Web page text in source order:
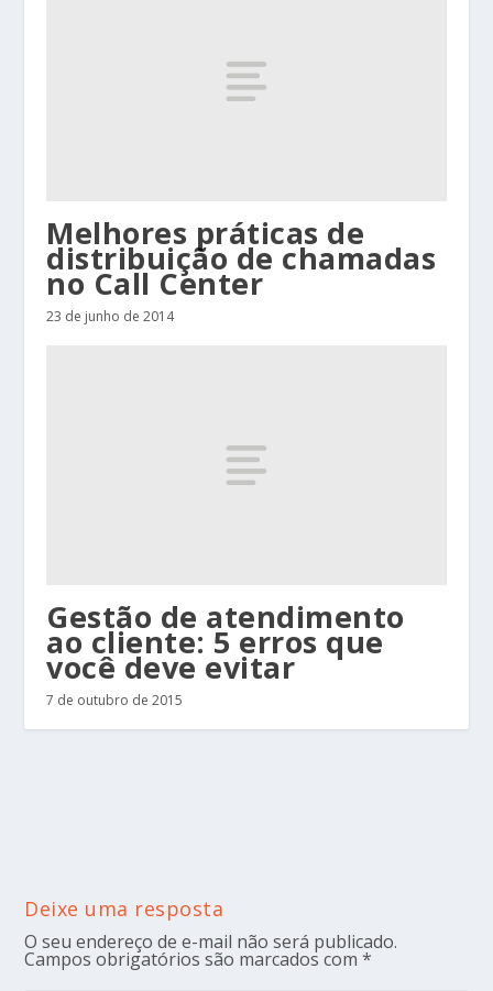
Melhores práticas de
distribuição de chamadas
no Call Center
23 de junho de 2014
Gestão de atendimento
ao cliente: 5 erros que
você deve evitar
7 de outubro de 2015
Deixe uma resposta
O seu endereço de e-mail não será publicado.
Campos obrigatórios são marcados com*